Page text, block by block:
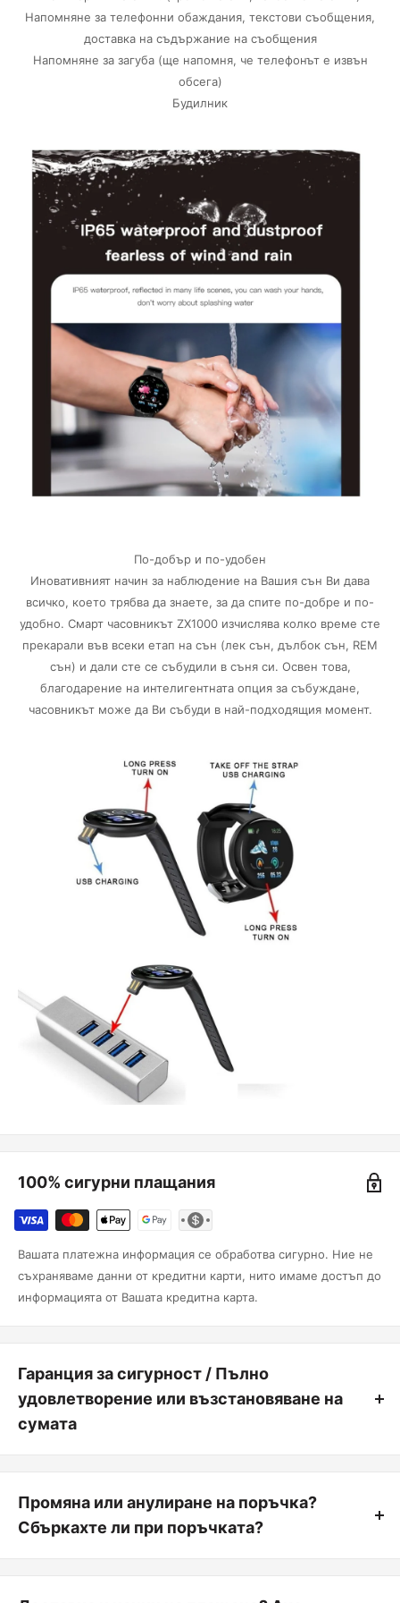
Напомняне за телефонни обаждания, текстови съобщения,
доставка на съдържание на съобщения
Напомняне за загуба (ще напомня, че телефонът е извън
обсега)
Будилник
По-добър и по-удобен
Иновативният начин за наблюдение на Вашия сън Ви дава
всичко, което трябва да знаете, за да спите по-добре и по-
удобно. Смарт часовникът ZX1000 изчислява колко време сте
прекарали във всеки етап на сън (лек сън, дълбок сън, REM
сън) и дали сте се събудили в съня си. Освен това,
благодарение на интелигентната опция за събуждане,
часовникът може да Ви събуди в най-подходящия момент.
100% сигурни плащания
Вашата платежна информация се обработва сигурно. Ние не
съхраняваме данни от кредитни карти, нито имаме достъп до
информацията от Вашата кредитна карта.
Гаранция за сигурност / Пълно
удовлетворение или възстановяване на
сумата
рамките на първите 14 дни от покупката, без да посочвате
причина. Ако не сте доволни, нашата единствена мисия е да
Промяна или анулиране на поръчка?
Сбъркахте ли при поръчката?